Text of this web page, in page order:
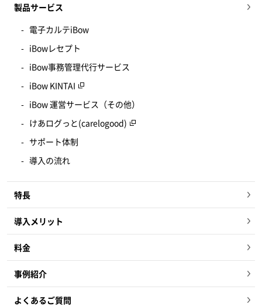
製品サービス
電子カルテiBow
iBowレセプト
iBow事務管理代行サービス
iBow KINTAI
iBow 運営サービス（その他）
けあログっと(carelogood)
サポート体制
導入の流れ
特長
導入メリット
料金
事例紹介
よくあるご質問